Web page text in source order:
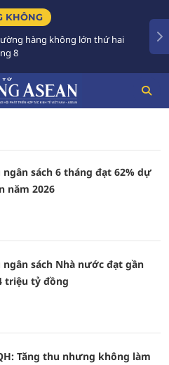
KHÔNG
hàng không lớn thứ hai
8
ngân sách 6 tháng đạt 62% dự
năm 2026
ngân sách Nhà nước đạt gần
triệu tỷ đồng
Tăng thu nhưng không làm